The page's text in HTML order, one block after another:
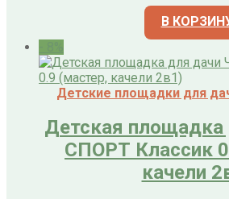
В
Детские площадки для
Детская
СПОРТ Классик
качели